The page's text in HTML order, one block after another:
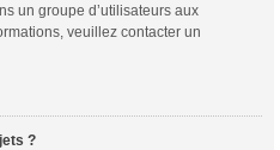
un groupe d’utilisateurs aux
veuillez contacter un
?